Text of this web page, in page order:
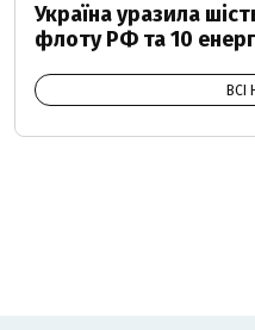
Україна уразила
флоту РФ та 10